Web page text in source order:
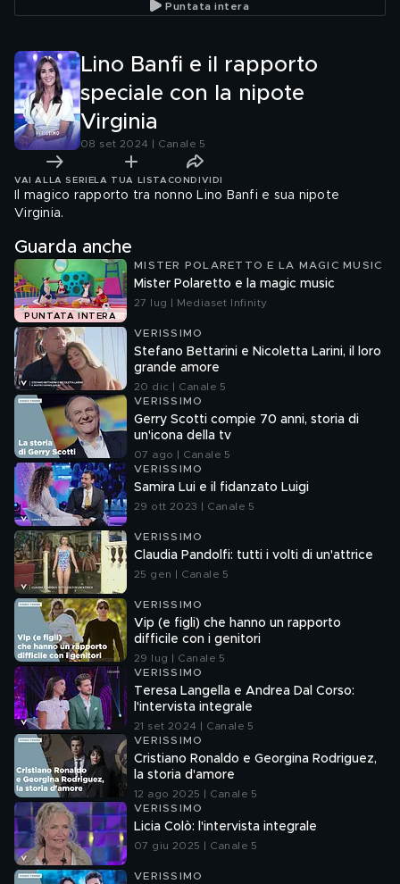
Puntata intera
Lino Banfi e il rapporto
speciale con la nipote
Virginia
08 set 2024 | Canale 5
VAI ALLA SERIE LA TUA LISTA CONDIVIDI
Il magico rapporto tra nonno Lino Banfi e sua nipote
Virginia.
Guarda anche
PUNTATA INTERA
MISTER POLARETTO E LA MAGIC MUSIC
Mister Polaretto e la magic music
27 lug | Mediaset Infinity
VERISSIMO
Stefano Bettarini e Nicoletta Larini, il loro
grande amore
20 dic | Canale 5
VERISSIMO
Gerry Scotti compie 70 anni, storia di
un'icona della tv
07 ago | Canale 5
VERISSIMO
Samira Lui e il fidanzato Luigi
29 ott 2023 | Canale 5
VERISSIMO
Claudia Pandolfi: tutti i volti di un'attrice
25 gen | Canale 5
VERISSIMO
Vip (e figli) che hanno un rapporto
difficile con i genitori
29 lug | Canale 5
VERISSIMO
Teresa Langella e Andrea Dal Corso:
l'intervista integrale
21 set 2024 | Canale 5
VERISSIMO
Cristiano Ronaldo e Georgina Rodriguez,
la storia d'amore
12 ago 2025 | Canale 5
VERISSIMO
Licia Colò: l'intervista integrale
07 giu 2025 | Canale 5
VERISSIMO